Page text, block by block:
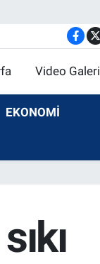
Video Galeri
EKONOMİ